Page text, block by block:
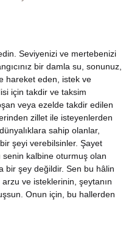
Edebiyat
Felsefe
Ingilizce
Kişisel Gelişim
Seviyenizi ve mertebenizi
bir damla su, sonunuz,
hareket eden, istek ve
için takdir ve taksim
veya ezelde takdir edilen
zillet ile isteyenlerden
sahip olanlar,
şeyi verebilsinler. Şayet
kalbine oturmuş olan
bir şey değildir. Sen bu hâlin
arzu ve isteklerinin, şeytanın
Onun için, bu hallerden